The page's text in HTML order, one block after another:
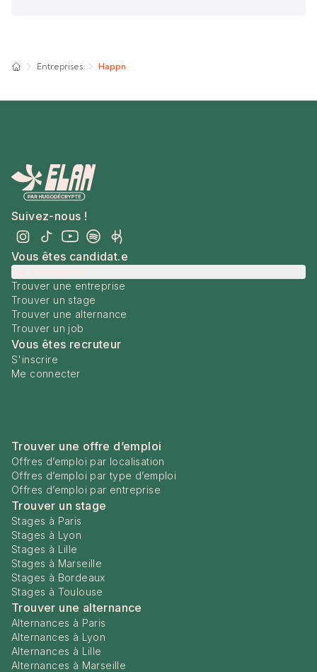
Entreprises Happn
Suivez-nous !
Vous êtes candidat.e
Trouver une entreprise
Trouver un stage
Trouver une alternance
Trouver un job
Vous êtes recruteur
S'inscrire
Me connecter
Trouver une offre d’emploi
Offres d’emploi par localisation
Offres d’emploi par type d’emploi
Offres d’emploi par entreprise
Trouver un stage
Stages à Paris
Stages à Lyon
Stages à Lille
Stages à Marseille
Stages à Bordeaux
Stages à Toulouse
Trouver une alternance
Alternances à Paris
Alternances à Lyon
Alternances à Lille
Alternances à Marseille